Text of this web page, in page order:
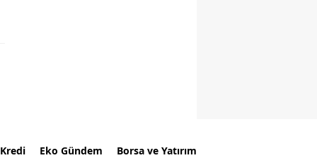
Kredi Eko Gündem Borsa ve Yatırım